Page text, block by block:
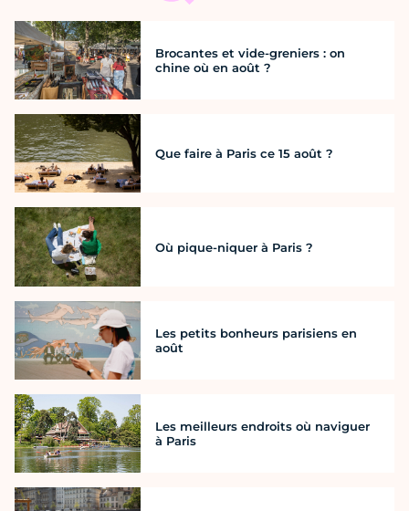
Brocantes et vide-greniers : on
chine où en août ?
Que faire à Paris ce 15 août ?
Où pique-niquer à Paris ?
Les petits bonheurs parisiens en
août
Les meilleurs endroits où naviguer
à Paris